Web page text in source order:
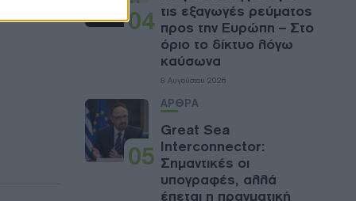
04 τις εξαγωγές ρεύματος
προς την Ευρώπη – Στο
όριο το δίκτυο λόγω
καύσωνα
8 Αυγούστου 2026
05
ΑΡΘΡΑ
Great Sea
Interconnector:
Σημαντικές οι
υπογραφές, αλλά
έπεται η πραγματική